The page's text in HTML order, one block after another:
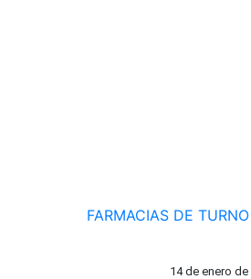
FARMACIAS DE TURNO
14 de enero de